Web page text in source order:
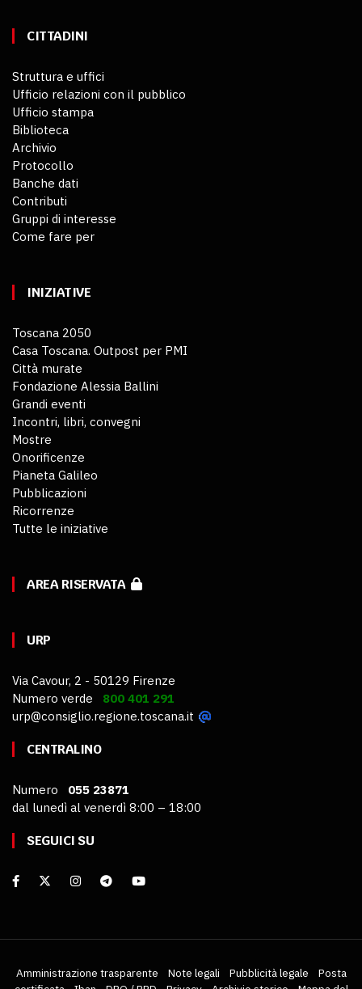
CITTADINI
Struttura e uffici
Ufficio relazioni con il pubblico
Ufficio stampa
Biblioteca
Archivio
Protocollo
Banche dati
Contributi
Gruppi di interesse
Come fare per
INIZIATIVE
Toscana 2050
Casa Toscana. Outpost per PMI
Città murate
Fondazione Alessia Ballini
Grandi eventi
Incontri, libri, convegni
Mostre
Onorificenze
Pianeta Galileo
Pubblicazioni
Ricorrenze
Tutte le iniziative
AREA RISERVATA
URP
Via Cavour, 2 - 50129 Firenze
Numero verde 800 401 291
urp@consiglio.regione.toscana.it
CENTRALINO
Numero 055 23871
dal lunedì al venerdì 8:00 – 18:00
SEGUICI SU
Amministrazione trasparente Note legali Pubblicità legale
Posta